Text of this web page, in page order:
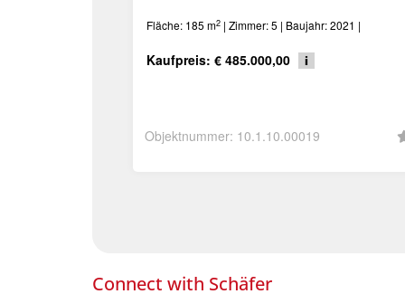
Fläche: 185 m2 | Zimmer: 5 | Baujahr: 2021 |
Kaufpreis: € 485.000,00
Objektnummer: 10.1.10.00019
Connect with Schäfer